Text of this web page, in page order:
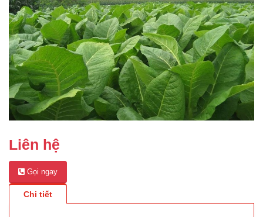
Liên hệ
Gọi ngay
Chi tiết